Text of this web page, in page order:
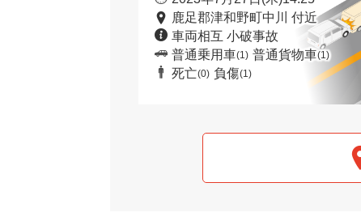
鹿足郡津和野町中川 付近
車両相互 小破事故
普通乗用車(1) 普通貨物車(1)
死亡(0) 負傷(1)